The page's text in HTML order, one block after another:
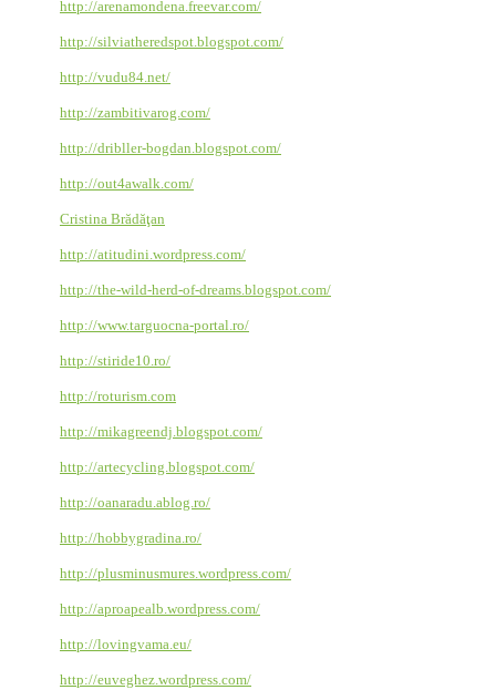
http://arenamondena.freevar.com/
http://silviatheredspot.blogspot.com/
http://vudu84.net/
http://zambitivarog.com/
http://dribller-bogdan.blogspot.com/
http://out4awalk.com/
Cristina Brădăţan
http://atitudini.wordpress.com/
http://the-wild-herd-of-dreams.blogspot.com/
http://www.targuocna-portal.ro/
http://stiride10.ro/
http://roturism.com
http://mikagreendj.blogspot.com/
http://artecycling.blogspot.com/
http://oanaradu.ablog.ro/
http://hobbygradina.ro/
http://plusminusmures.wordpress.com/
http://aproapealb.wordpress.com/
http://lovingvama.eu/
http://euveghez.wordpress.com/